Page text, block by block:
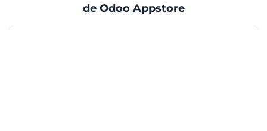
de Odoo Appstore